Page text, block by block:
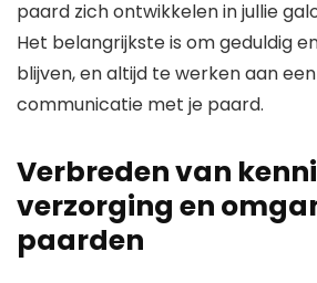
paard zich ontwikkelen in jullie
Het belangrijkste is om geduldig
blijven, en altijd te werken aan
communicatie met je paard.
Verbreden van
verzorging en
paarden